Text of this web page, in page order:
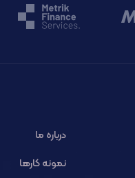
درباره ما
نمونه کارها